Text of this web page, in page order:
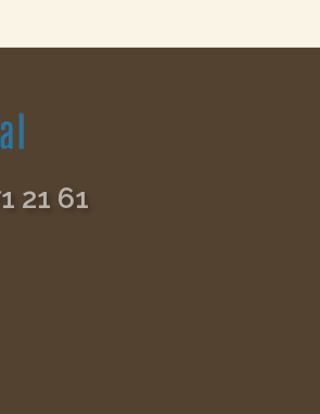
21 61